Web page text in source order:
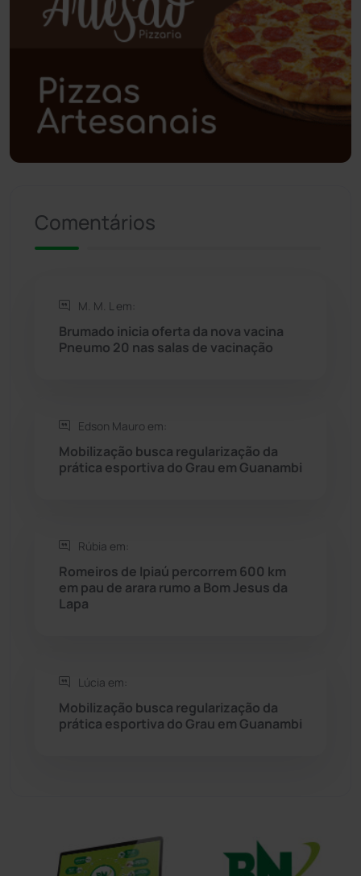
Poções (182)
Polícia Civil (57)
Polícia Militar (27)
Política (03)
Riacho de Santana
Rio de Contas
Rio do Antônio
Saúde
Seabra (50)
Sítio do Mato
Sudoeste Baiano
Comentários
M. M. L em:
Brumado inicia oferta da nova vacina
Pneumo 20 nas salas de vacinação
Edson Mauro em:
Mobilização busca regularização da
prática esportiva do Grau em Guanambi
Rúbia em:
Romeiros de Ipiaú percorrem 600 km
em pau de arara rumo a Bom Jesus da
Lapa
Lúcia em:
Mobilização busca regularização da
prática esportiva do Grau em Guanambi